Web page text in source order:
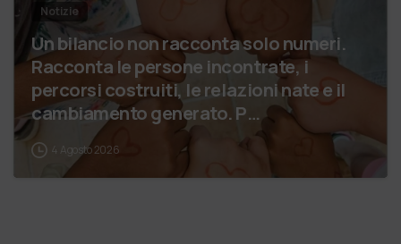
Notizie
Un bilancio non racconta solo numeri.
Racconta le persone incontrate, i
percorsi costruiti, le relazioni nate e il
cambiamento generato. P…
4 Agosto 2026